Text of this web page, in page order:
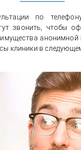
по
звонить, чтобы
анонимной
клиники в